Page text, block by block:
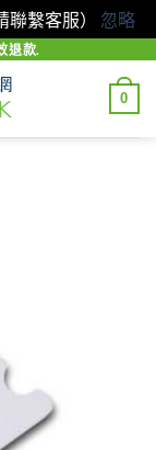
繫客服） 忽略
退款.
0